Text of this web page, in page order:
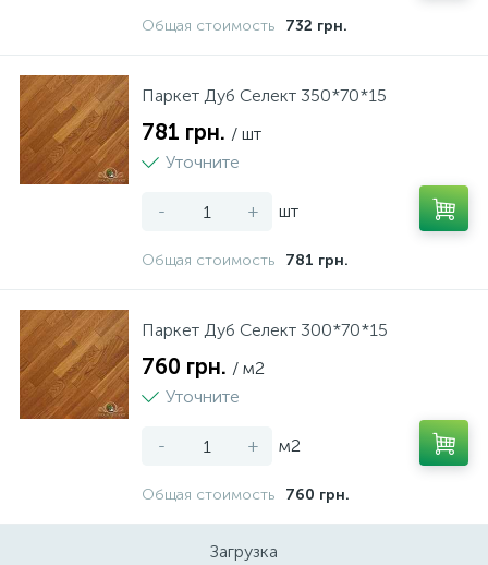
Общая стоимость 732 грн.
Паркет Дуб Селект 350*70*15
781 грн. / шт
Уточните
- + шт
Общая стоимость 781 грн.
Паркет Дуб Селект 300*70*15
760 грн. / м2
Уточните
- + м2
Общая стоимость 760 грн.
Загрузка